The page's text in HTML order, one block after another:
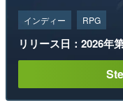
インディー RPG
リリース日：2026年